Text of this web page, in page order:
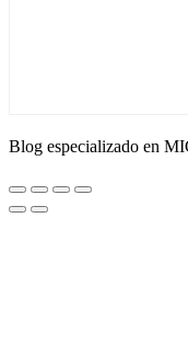
Blog especializado en